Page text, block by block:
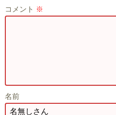
コメント ※
名前